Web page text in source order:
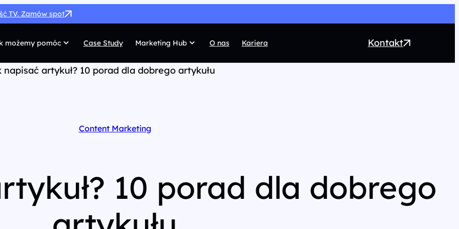
TV. Zamów spot
UX/UI Technologia
możemy pomóc Case Study Marketing Hub O nas Kariera Kontakt
napisać artykuł? 10 porad dla dobrego artykułu
Content Marketing
10 porad dla dobrego